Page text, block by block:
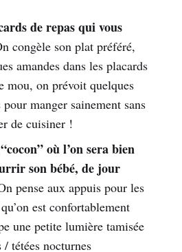
de repas qui vous
congèle son plat préféré,
amandes dans les placards
mou, on prévoit quelques
manger sainement sans
de cuisiner !
où l’on sera bien
son bébé, de jour
pense aux appuis pour les
est confortablement
une petite lumière tamisée
tétées nocturnes